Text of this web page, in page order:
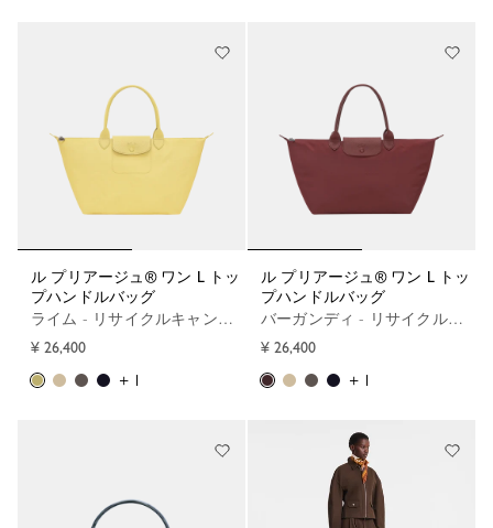
ル プリアージュ® ワン L トッ
プハンドルバッグ
ライム - リサイクルキャンバス
¥ 26,400
+ 1
ル プリアージュ® ワン L トッ
プハンドルバッグ
バーガンディ - リサイクルキャンバス
¥ 26,400
+ 1